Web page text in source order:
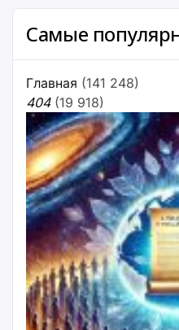
Самые
Главная (141 248)
404 (19 918)